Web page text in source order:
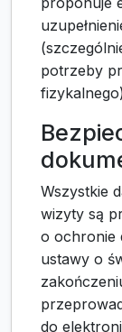
potrzeby
Wszystkie
wizyty są
o ochronie
ustawy o
do